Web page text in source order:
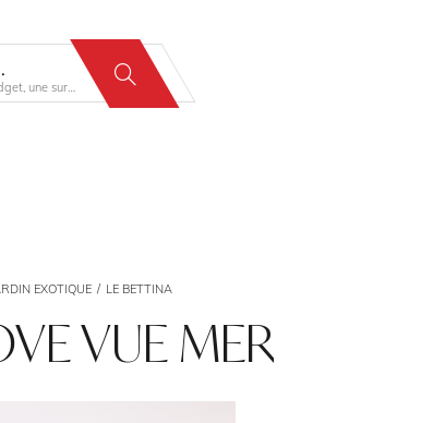
EXOTIQUE LE BETTINA
VUE MER